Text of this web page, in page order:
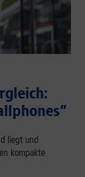
liegt und
kompakte